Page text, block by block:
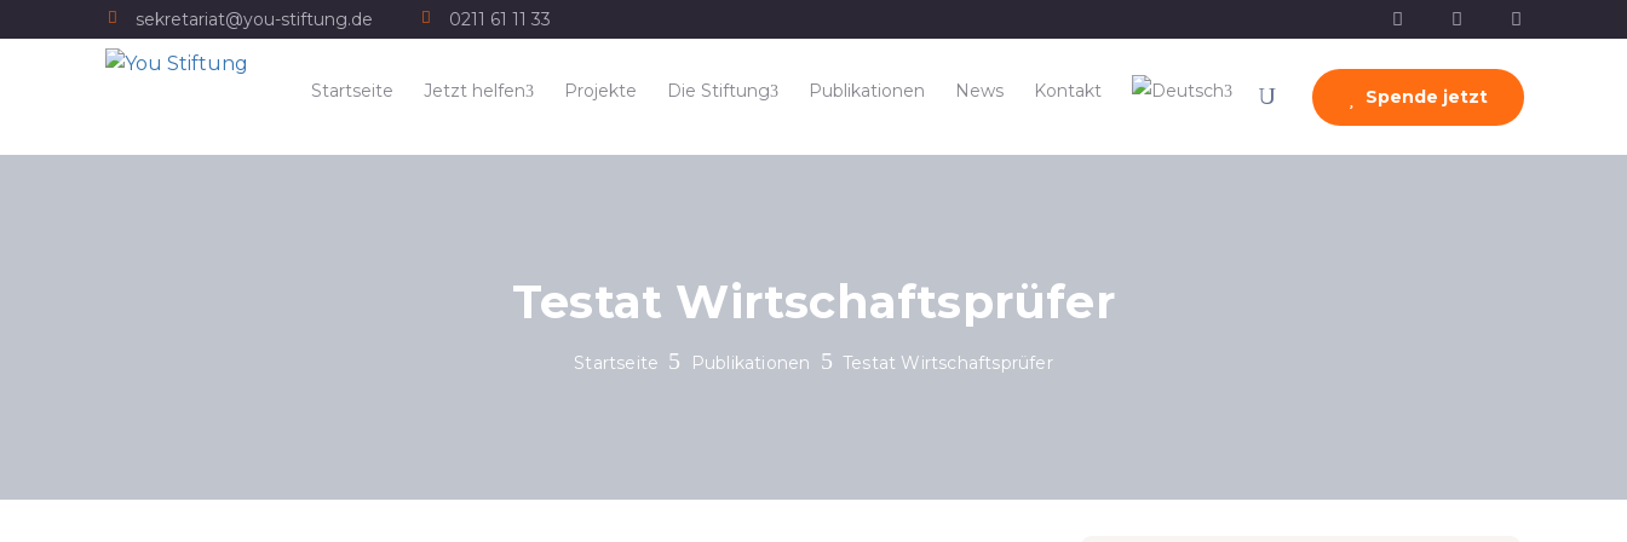
sekretariat@you-stiftung.de 0211 61 11 33
Startseite Jetzt helfen Projekte Die Stiftung Publikationen News Kontakt Spende jetzt
Testat Wirtschaftsprüfer
Startseite Publikationen Testat Wirtschaftsprüfer